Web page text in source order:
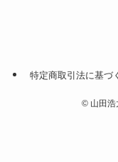
特定商取引法に基づ
©山田浩